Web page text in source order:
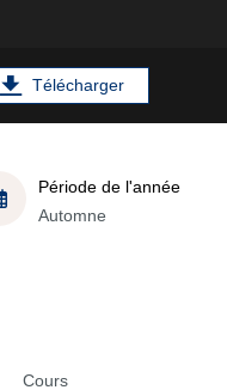
Télécharger
Période de l'année
Automne
Cours